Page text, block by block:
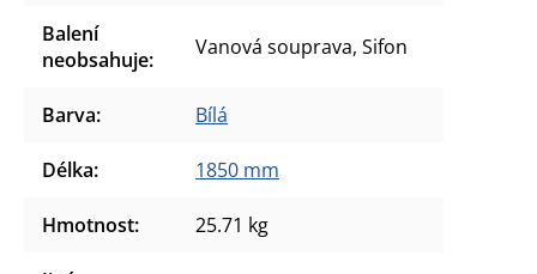
Balení
neobsahuje: Vanová souprava, Sifon
Barva: Bílá
Délka: 1850 mm
Hmotnost: 25.71 kg